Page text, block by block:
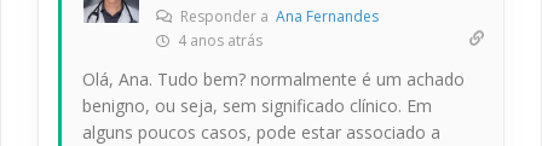
Responder a Ana Fernandes
4 anos atrás
Olá, Ana. Tudo bem? normalmente é um achado
benigno, ou seja, sem significado clínico. Em
alguns poucos casos, pode estar associado a